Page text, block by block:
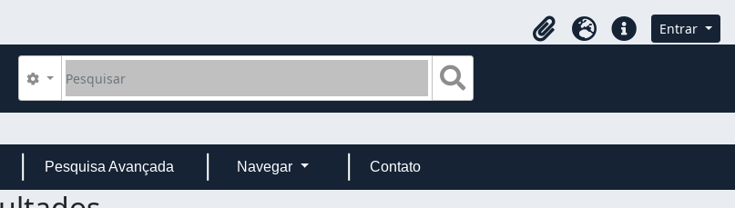
Área de transferência
IdiomaLigações rápidas
Entrar
Pesquisar
Opções de busca
Pesquisa Avançada Navegar Contato